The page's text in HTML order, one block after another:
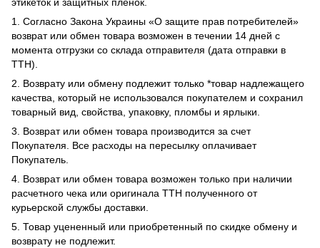
этикеток и защитных пленок.
1. Согласно Закона Украины «О защите прав потребителей»
возврат или обмен товара возможен в течении 14 дней с
момента отгрузки со склада отправителя (дата отправки в
ТТН).
2. Возврату или обмену подлежит только *товар надлежащего
качества, который не использовался покупателем и сохранил
товарный вид, свойства, упаковку, пломбы и ярлыки.
3. Возврат или обмен товара производится за счет
Покупателя. Все расходы на пересылку оплачивает
Покупатель.
4. Возврат или обмен товара возможен только при наличии
расчетного чека или оригинала ТТН полученного от
курьерской службы доставки.
5. Товар уцененный или приобретенный по скидке обмену и
возврату не подлежит.